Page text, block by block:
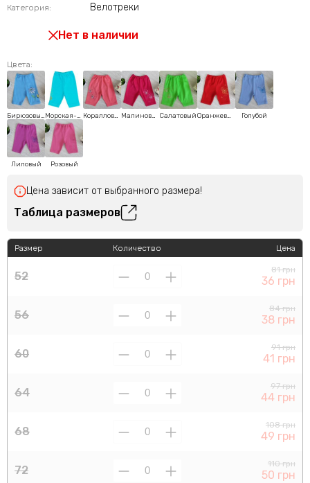
Категория: Велотреки
Нет в наличии
Цвета:
Бирюзовый Морская-волна Коралловый Малиновый Салатовый Оранжевый Голубой
Лиловый Розовый
Цена зависит от выбранного размера!
Таблица размеров
Размер
52
56
60
64
68
72
Количество Цена
81 грн
36 грн
84 грн
38 грн
91 грн
41 грн
97 грн
44 грн
108 грн
49 грн
110 грн
50 грн